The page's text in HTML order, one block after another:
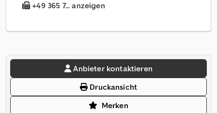
+49 365 7... anzeigen
Anbieter kontaktieren
Druckansicht
Merken